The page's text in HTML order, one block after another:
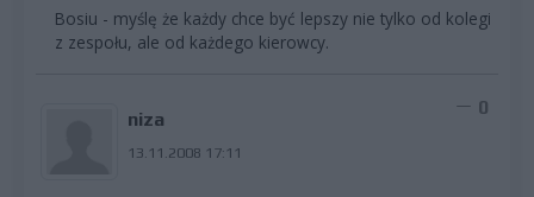
Bosiu - myślę że każdy chce być lepszy nie tylko od kolegi
z zespołu, ale od każdego kierowcy.
niza
13.11.2008 17:11
0